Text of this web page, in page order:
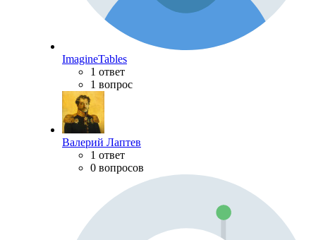
ImagineTables
1 ответ
1 вопрос
Валерий Лаптев
1 ответ
0 вопросов